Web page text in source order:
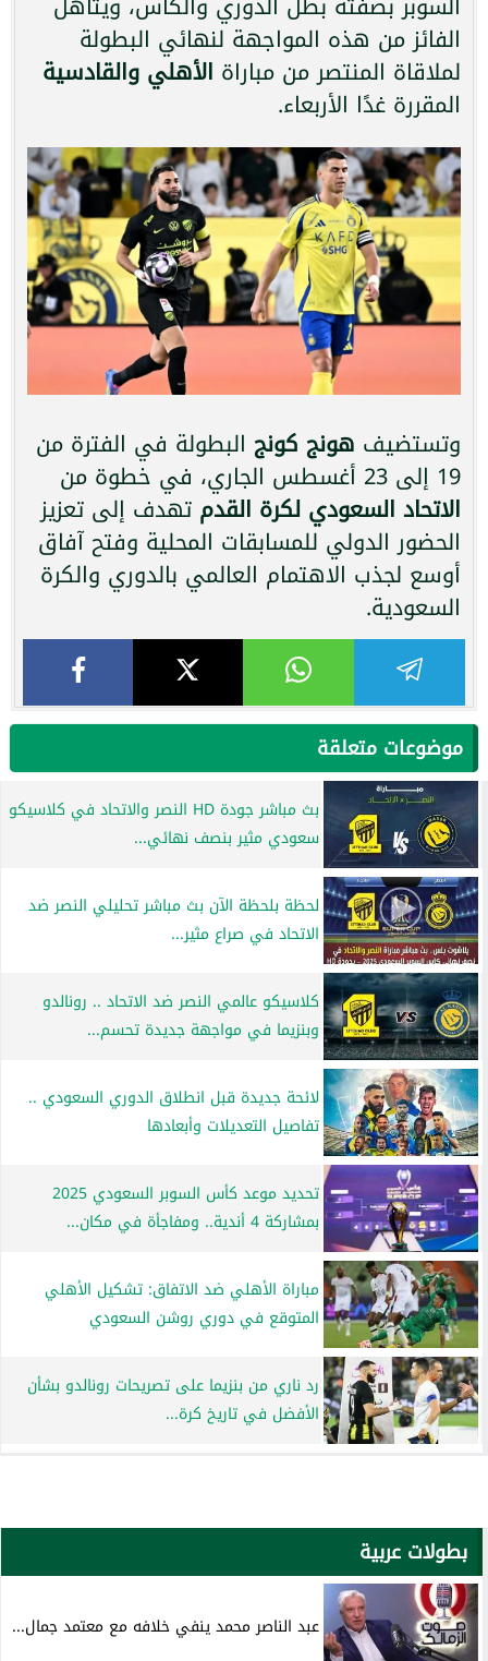
الفائز من هذه المواجهة لنهائي البطولة
لملاقاة المنتصر من مباراة الأهلي والقادسية
المقررة غدًا الأربعاء.
وتستضيف هونج كونج البطولة في الفترة من
19 إلى 23 أغسطس الجاري، في خطوة من
الاتحاد السعودي لكرة القدم تهدف إلى تعزيز
الحضور الدولي للمسابقات المحلية وفتح آفاق
أوسع لجذب الاهتمام العالمي بالدوري والكرة
السعودية.
موضوعات متعلقة
بث مباشر جودة HD النصر والاتحاد في كلاسيكو
سعودي مثير بنصف نهائي...
لحظة بلحظة الآن بث مباشر تحليلي النصر ضد
الاتحاد في صراع مثير...
كلاسيكو عالمي النصر ضد الاتحاد .. رونالدو
وبنزيما في مواجهة جديدة تحسم...
لائحة جديدة قبل انطلاق الدوري السعودي ..
تفاصيل التعديلات وأبعادها
تحديد موعد كأس السوبر السعودي 2025
بمشاركة 4 أندية.. ومفاجأة في مكان...
مباراة الأهلي ضد الاتفاق: تشكيل الأهلي
المتوقع في دوري روشن السعودي
رد ناري من بنزيما على تصريحات رونالدو بشأن
الأفضل في تاريخ كرة...
بطولات عربية
عبد الناصر محمد ينفي خلافه مع معتمد جمال...